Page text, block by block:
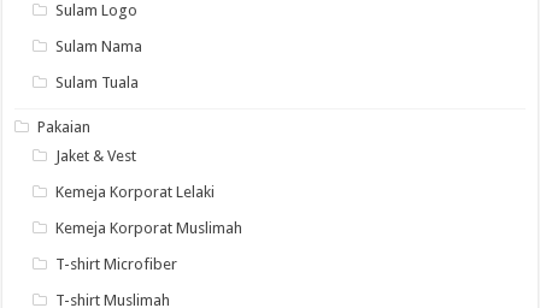
Sulam Logo
Sulam Nama
Sulam Tuala
Pakaian
Jaket & Vest
Kemeja Korporat Lelaki
Kemeja Korporat Muslimah
T-shirt Microfiber
T-shirt Muslimah